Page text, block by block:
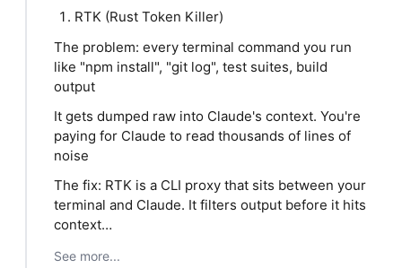
RTK (Rust Token Killer)
The problem: every terminal command you run
like "npm install", "git log", test suites, build
output
It gets dumped raw into Claude's context. You're
paying for Claude to read thousands of lines of
noise
The fix: RTK is a CLI proxy that sits between your
terminal and Claude. It filters output before it hits
context…
See more...